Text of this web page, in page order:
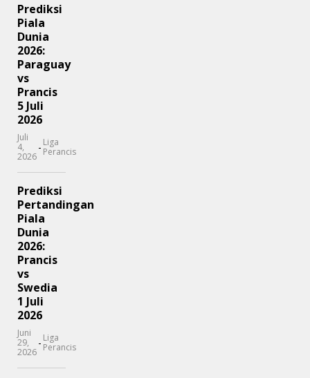
Prediksi
Piala
Dunia
2026:
Paraguay
vs
Prancis
5 Juli
2026
Juli
4,
2026
- Liga
Perancis
Prediksi
Pertandingan
Piala
Dunia
2026:
Prancis
vs
Swedia
1 Juli
2026
Juni
29,
2026
- Liga
Perancis